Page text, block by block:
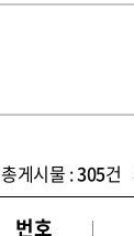
총게시물 :305건
번호